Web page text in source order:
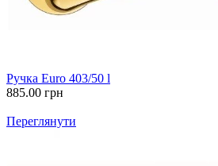
Ручка Euro 403/50 l
885.00 грн
Переглянути